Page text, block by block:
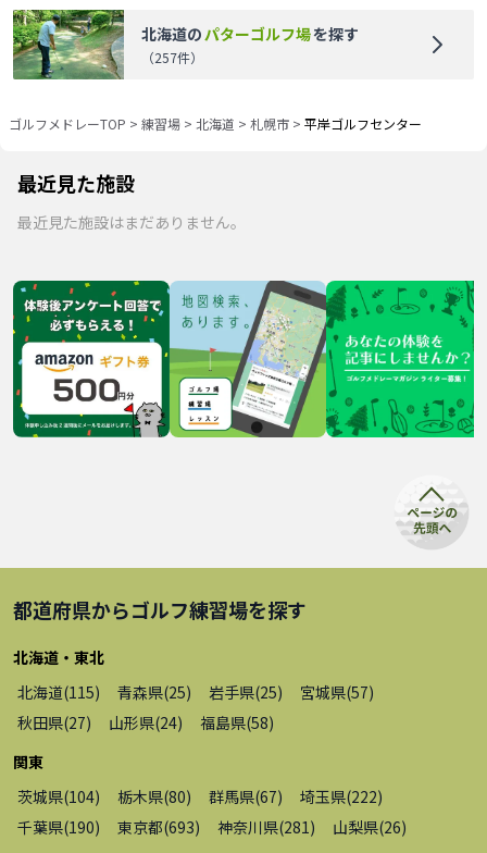
北海道の パターゴルフ場を探す
（257件）
ゴルフメドレーTOP > 練習場 > 北海道 > 札幌市 > 平岸ゴルフセンター
最近見た施設
最近見た施設はまだありません。
都道府県からゴルフ練習場を探す
北海道・東北
北海道(115) 青森県(25) 岩手県(25) 宮城県(57)
秋田県(27) 山形県(24) 福島県(58)
関東
茨城県(104) 栃木県(80) 群馬県(67) 埼玉県(222)
千葉県(190) 東京都(693) 神奈川県(281 ) 山梨県(26)